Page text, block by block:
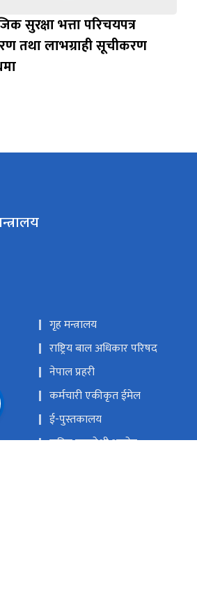
सुरक्षा भत्ता परिचयपत्र
तथा लाभग्राही सूचीकरण
गृह मन्त्रालय
राष्ट्रिय बाल अधिकार परिषद
नेपाल प्रहरी
कर्मचारी एकीकृत ईमेल
ई-पुस्तकालय
राष्ट्रिय समावेशी आयोग